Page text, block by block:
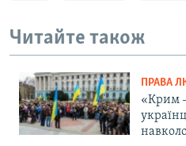
Читайте також
ПРАВА
«Крим